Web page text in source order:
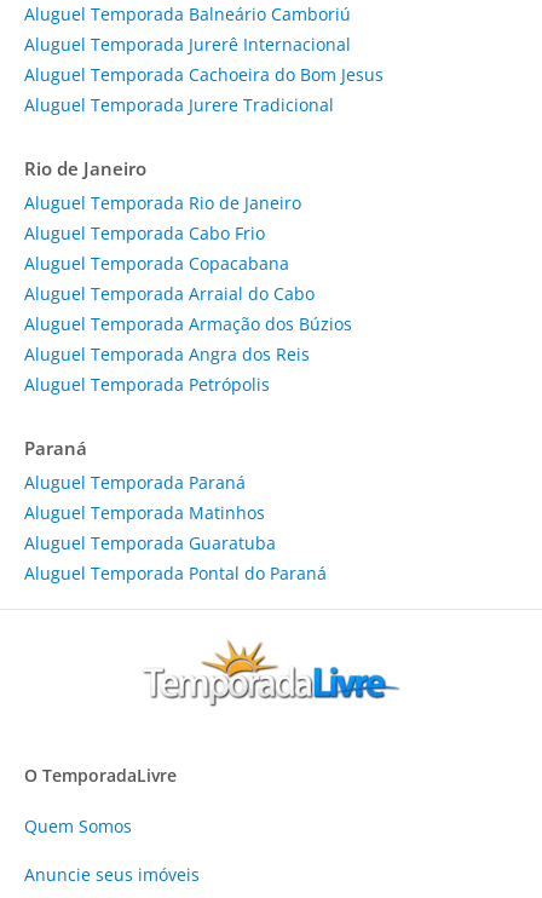
Aluguel Temporada Balneário Camboriú
Aluguel Temporada Jurerê Internacional
Aluguel Temporada Cachoeira do Bom Jesus
Aluguel Temporada Jurere Tradicional
Rio de Janeiro
Aluguel Temporada Rio de Janeiro
Aluguel Temporada Cabo Frio
Aluguel Temporada Copacabana
Aluguel Temporada Arraial do Cabo
Aluguel Temporada Armação dos Búzios
Aluguel Temporada Angra dos Reis
Aluguel Temporada Petrópolis
Paraná
Aluguel Temporada Paraná
Aluguel Temporada Matinhos
Aluguel Temporada Guaratuba
Aluguel Temporada Pontal do Paraná
O TemporadaLivre
Quem Somos
Anuncie seus imóveis